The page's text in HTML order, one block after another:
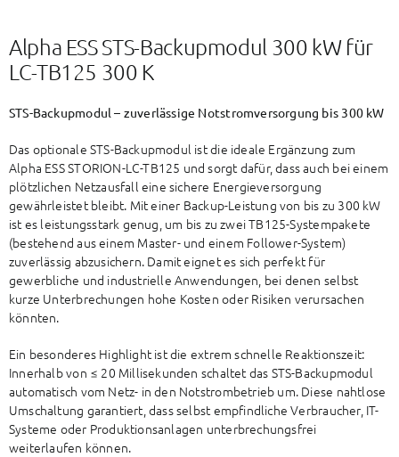
Alpha ESS STS-Backupmodul 300 kW für
LC-TB125 300 K
STS-Backupmodul – zuverlässige Notstromversorgung bis 300 kW
Das optionale STS-Backupmodul ist die ideale Ergänzung zum
Alpha ESS STORION-LC-TB125 und sorgt dafür, dass auch bei einem
plötzlichen Netzausfall eine sichere Energieversorgung
gewährleistet bleibt. Mit einer Backup-Leistung von bis zu 300 kW
ist es leistungsstark genug, um bis zu zwei TB125-Systempakete
(bestehend aus einem Master- und einem Follower-System)
zuverlässig abzusichern. Damit eignet es sich perfekt für
gewerbliche und industrielle Anwendungen, bei denen selbst
kurze Unterbrechungen hohe Kosten oder Risiken verursachen
könnten.
Ein besonderes Highlight ist die extrem schnelle Reaktionszeit:
Innerhalb von ≤ 20 Millisekunden schaltet das STS-Backupmodul
automatisch vom Netz- in den Notstrombetrieb um. Diese nahtlose
Umschaltung garantiert, dass selbst empfindliche Verbraucher, IT-
Systeme oder Produktionsanlagen unterbrechungsfrei
weiterlaufen können.